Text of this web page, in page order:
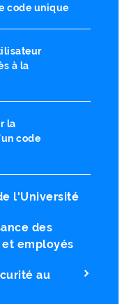
code unique
à la
la
code
l'Université
des
employés
au